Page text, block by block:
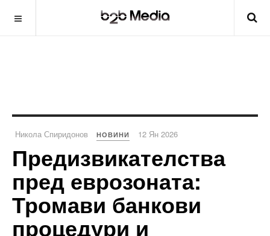
Никола Спиридонов НОВИНИ 12 Ян 2026
Предизвикателства
пред еврозоната:
Тромави банкови
процедури и